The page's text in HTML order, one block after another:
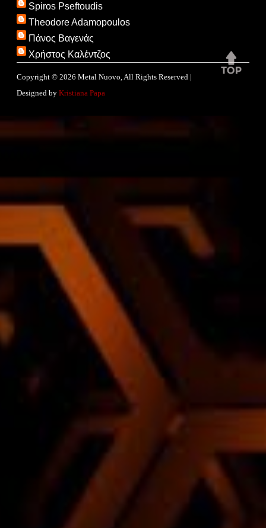
Spiros Pseftoudis
Theodore Adamopoulos
Πάνος Βαγενάς
Χρήστος Καλέντζος
Copyright © 2026 Metal Nuovo, All Rights Reserved |
Designed by Kristiana Papa